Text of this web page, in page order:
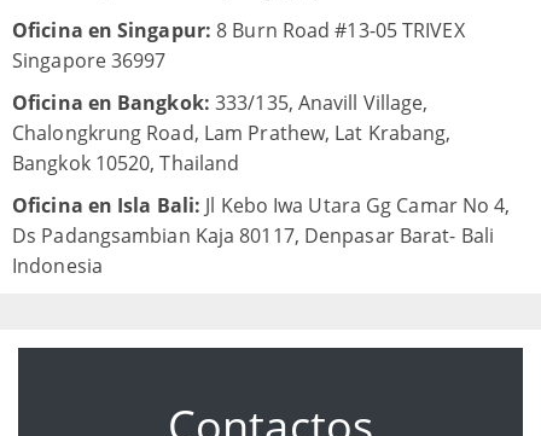
Oficina en Singapur:8 Burn Road #13-05 TRIVEX
Singapore 36997
Oficina en Bangkok: 333/135, Anavill Village,
Chalongkrung Road, Lam Prathew, Lat Krabang,
Bangkok 10520, Thailand
Oficina en Isla Bali: Jl Kebo Iwa Utara Gg Camar No 4,
Ds Padangsambian Kaja 80117, Denpasar Barat- Bali
Indonesia